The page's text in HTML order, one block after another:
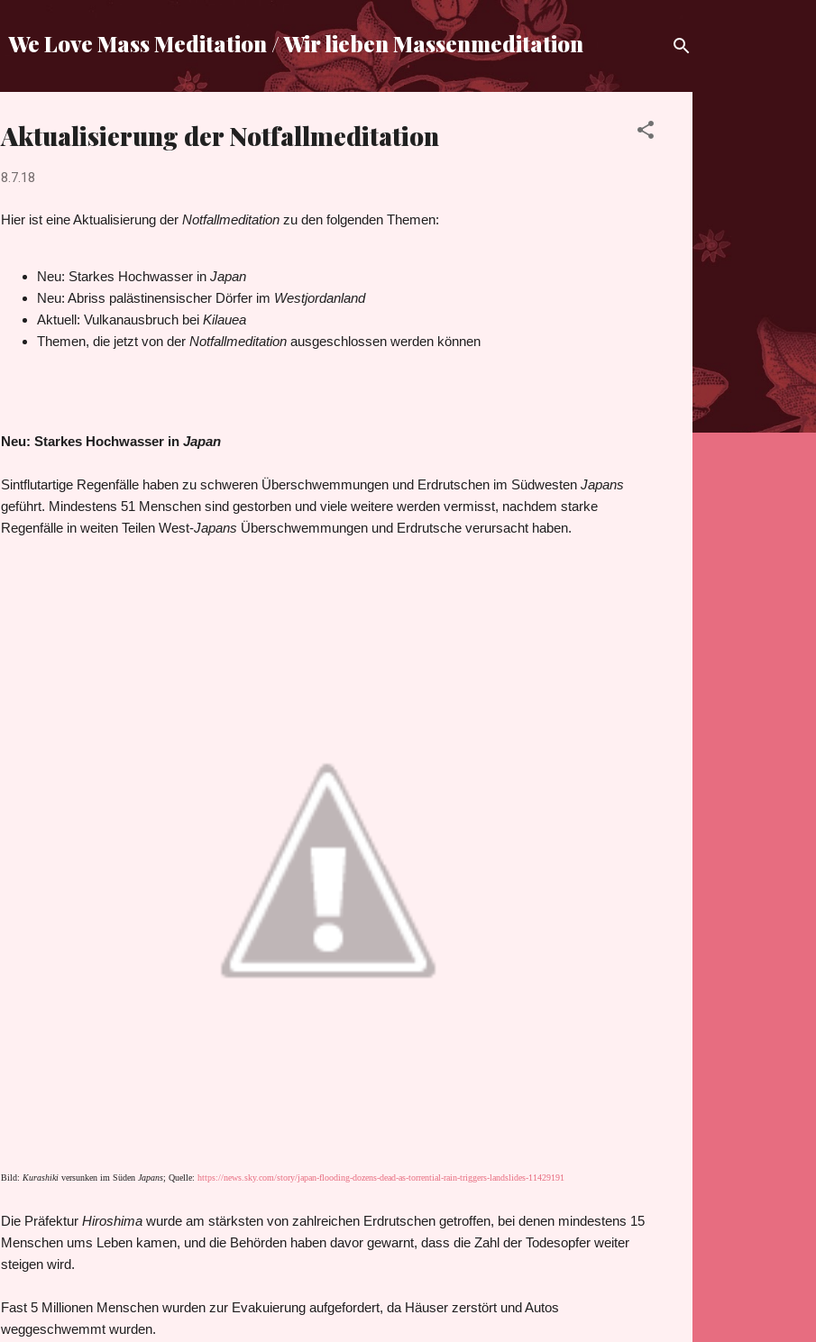
We Love Mass Meditation / Wir lieben Massenmeditation
Aktualisierung der Notfallmeditation
8.7.18
Hier ist eine Aktualisierung der Notfallmeditationzu den folgenden Themen:
Neu: Starkes Hochwasser in Japan
Neu: Abriss palästinensischer Dörfer im Westjordanland
Aktuell: Vulkanausbruch bei Kilauea
Themen, die jetzt von der Notfallmeditationausgeschlossen werden können
Neu: Starkes Hochwasser in Japan
Sintflutartige Regenfälle haben zu schweren Überschwemmungen und Erdrutschen im Südwesten Japans
geführt. Mindestens 51 Menschen sind gestorben und viele weitere werden vermisst, nachdem starke
Regenfälle in weiten Teilen West-Japans Überschwemmungen und Erdrutsche verursacht haben.
Bild: Kurashikiversunken im Süden Japans; Quelle: https://news.sky.com/story/japan-flooding-dozens-dead-as-torrential-rain-triggers-landslides-11429191
Die Präfektur Hiroshimawurde am stärksten von zahlreichen Erdrutschen getroffen, bei denen mindestens 15
Menschen ums Leben kamen, und die Behörden haben davor gewarnt, dass die Zahl der Todesopfer weiter
steigen wird.
Fast 5 Millionen Menschen wurden zur Evakuierung aufgefordert, da Häuser zerstört und Autos
weggeschwemmt wurden.